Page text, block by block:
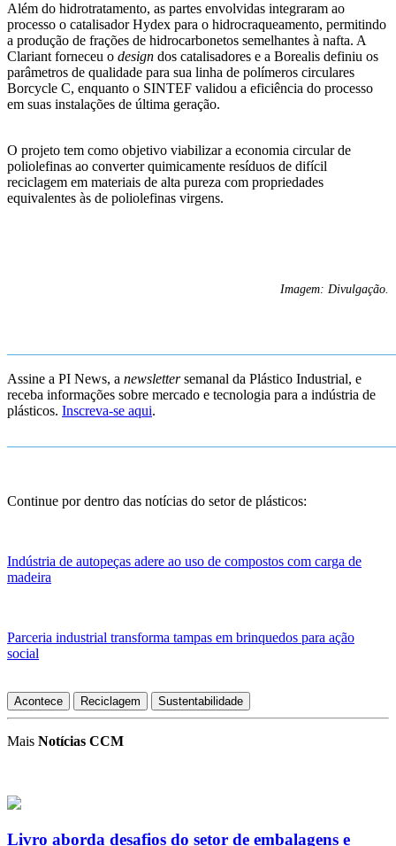
Além do hidrotratamento, as partes envolvidas integraram ao
processo o catalisador Hydex para o hidrocraqueamento, permitindo
a produção de frações de hidrocarbonetos semelhantes à nafta. A
Clariant forneceu o design dos catalisadores e a Borealis definiu os
parâmetros de qualidade para sua linha de polímeros circulares
Borcycle C, enquanto o SINTEF validou a eficiência do processo
em suas instalações de última geração.
O projeto tem como objetivo viabilizar a economia circular de
poliolefinas ao converter quimicamente resíduos de difícil
reciclagem em materiais de alta pureza com propriedades
equivalentes às de poliolefinas virgens.
Imagem: Divulgação.
Assine a PI News, a newslettersemanal da Plástico Industrial, e
receba informações sobre mercado e tecnologia para a indústria de
plásticos. Inscreva-se aqui.
Continue por dentro das notícias do setor de plásticos:
Indústria de autopeças adere ao uso de compostos com carga de
madeira
Parceria industrial transforma tampas em brinquedos para ação
social
Acontece Reciclagem Sustentabilidade
Mais Notícias CCM
Livro aborda desafios do setor de embalagens e